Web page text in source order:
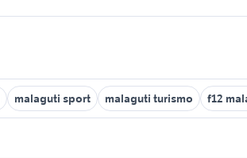
malaguti sport malaguti turismo f12